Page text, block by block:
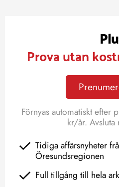
Prova utan
Förnyas automatiskt
kr/år. Avsluta
Tidiga affärsnyheter
Öresundsregionen
Full tillgång till hela